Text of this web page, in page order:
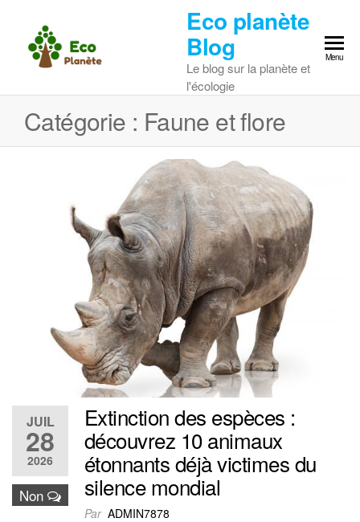
content
Eco planète
Blog
Le blog sur la planète et
l'écologie
Menu
Catégorie : Faune et flore
JUIL
28
2026
Non
Extinction des espèces :
découvrez 10 animaux
étonnants déjà victimes du
silence mondial
Par ADMIN7878